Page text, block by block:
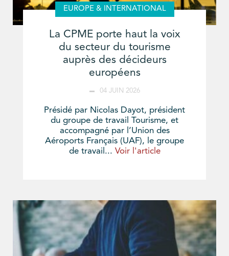
EUROPE & INTERNATIONAL
La CPME porte haut la voix
du secteur du tourisme
auprès des décideurs
européens
04 JUIN 2026
Présidé par Nicolas Dayot, président
du groupe de travail Tourisme, et
accompagné par l’Union des
Aéroports Français (UAF), le groupe
de travail... Voir l'article